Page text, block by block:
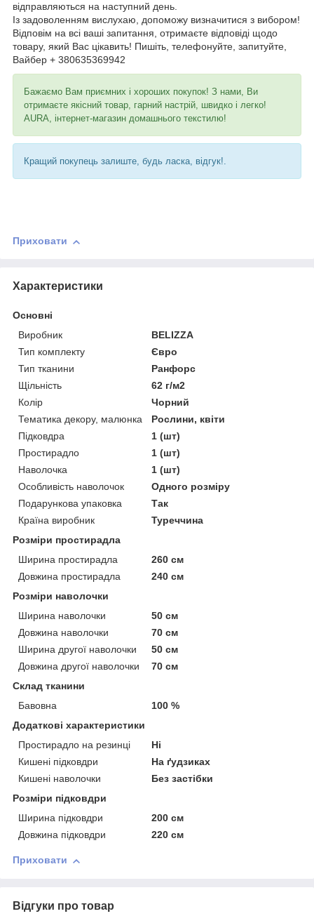
відправляються на наступний день.
Із задоволенням вислухаю, допоможу визначитися з вибором!
Відповім на всі ваші запитання, отримаєте відповіді щодо
товару, який Вас цікавить! Пишіть, телефонуйте, запитуйте,
Вайбер + 380635369942
Бажаємо Вам приємних і хороших покупок! З нами, Ви
отримаєте якісний товар, гарний настрій, швидко і легко!
AURA, інтернет-магазин домашнього текстилю!
Кращий покупець залиште, будь ласка, відгук!.
Приховати
Характеристики
Основні
Виробник
BELIZZA
Тип комплекту
Євро
Тип тканини
Ранфорс
Щільність
62 г/м2
Колір
Чорний
Тематика декору, малюнка
Рослини, квіти
Підковдра
1 (шт)
Простирадло
1 (шт)
Наволочка
1 (шт)
Особливість наволочок
Одного розміру
Подарункова упаковка
Так
Країна виробник
Туреччина
Розміри простирадла
Ширина простирадла
260 см
Довжина простирадла
240 см
Розміри наволочки
Ширина наволочки
50 см
Довжина наволочки
70 см
Ширина другої наволочки
50 см
Довжина другої наволочки
70 см
Склад тканини
Бавовна
100 %
Додаткові характеристики
Простирадло на резинці
Ні
Кишені підковдри
На ґудзиках
Кишені наволочки
Без застібки
Розміри підковдри
Ширина підковдри
200 см
Довжина підковдри
220 см
Приховати
Відгуки про товар